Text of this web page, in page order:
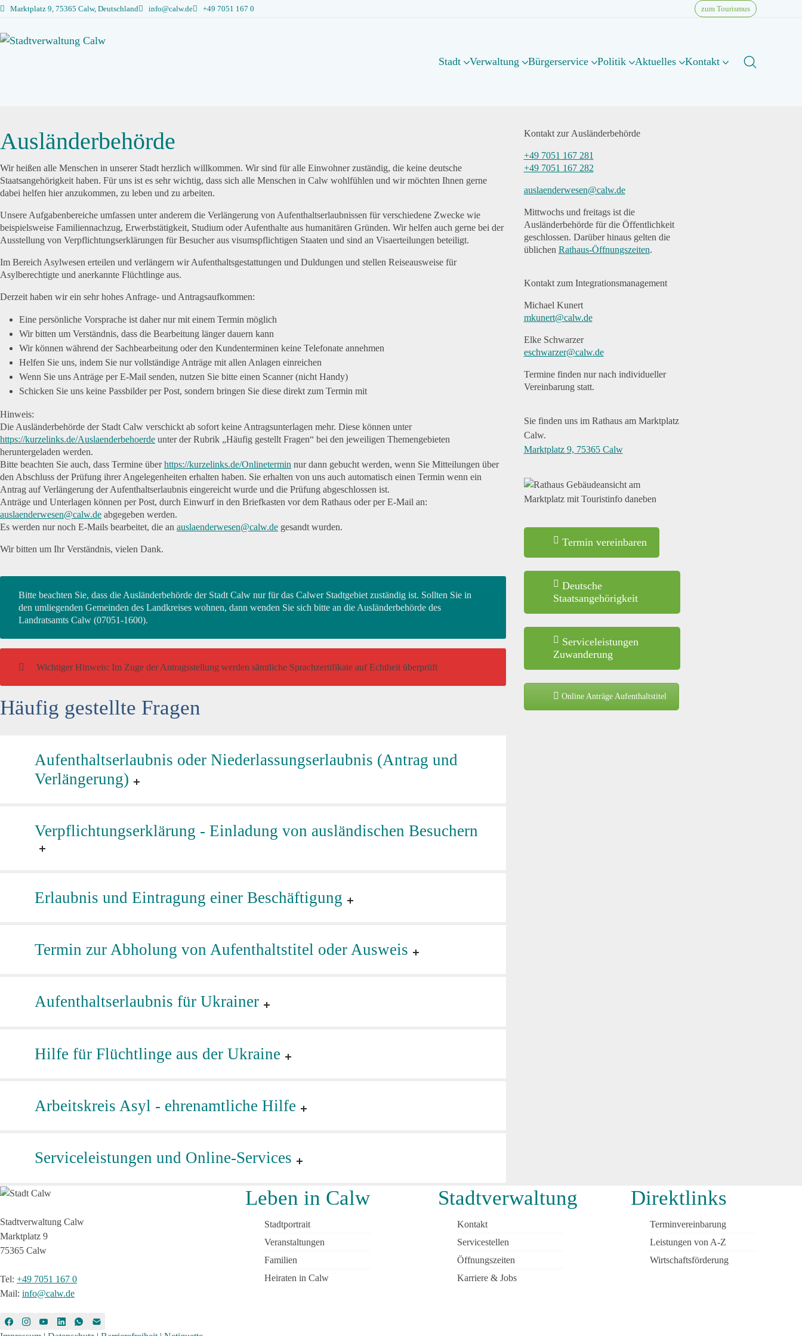
Marktplatz 9, 75365 Calw, Deutschland info@calw.de +49 7051 167 0 zum Tourismus
Stadt Verwaltung Bürgerservice Politik Aktuelles Kontakt
Ausländerbehörde
Wir heißen alle Menschen in unserer Stadt herzlich willkommen. Wir sind für alle Einwohner zuständig, die keine deutsche
Staatsangehörigkeit haben. Für uns ist es sehr wichtig, dass sich alle Menschen in Calw wohlfühlen und wir möchten Ihnen gerne
dabei helfen hier anzukommen, zu leben und zu arbeiten.
Unsere Aufgabenbereiche umfassen unter anderem die Verlängerung von Aufenthaltserlaubnissen für verschiedene Zwecke wie
beispielsweise Familiennachzug, Erwerbstätigkeit, Studium oder Aufenthalte aus humanitären Gründen. Wir helfen auch gerne bei der
Ausstellung von Verpflichtungserklärungen für Besucher aus visumspflichtigen Staaten und sind an Visaerteilungen beteiligt.
Im Bereich Asylwesen erteilen und verlängern wir Aufenthaltsgestattungen und Duldungen und stellen Reiseausweise für
Asylberechtigte und anerkannte Flüchtlinge aus.
Derzeit haben wir ein sehr hohes Anfrage- und Antragsaufkommen:
Eine persönliche Vorsprache ist daher nur mit einem Termin möglich
Wir bitten um Verständnis, dass die Bearbeitung länger dauern kann
Wir können während der Sachbearbeitung oder den Kundenterminen keine Telefonate annehmen
Helfen Sie uns, indem Sie nur vollständige Anträge mit allen Anlagen einreichen
Wenn Sie uns Anträge per E-Mail senden, nutzen Sie bitte einen Scanner (nicht Handy)
Schicken Sie uns keine Passbilder per Post, sondern bringen Sie diese direkt zum Termin mit
Hinweis:
Die Ausländerbehörde der Stadt Calw verschickt ab sofort keine Antragsunterlagen mehr. Diese können unter
https://kurzelinks.de/Auslaenderbehoerde unter der Rubrik „Häufig gestellt Fragen“ bei den jeweiligen Themengebieten
heruntergeladen werden.
Bitte beachten Sie auch, dass Termine überhttps://kurzelinks.de/Onlinetermin nur dann gebucht werden, wenn Sie Mitteilungen über
den Abschluss der Prüfung ihrer Angelegenheiten erhalten haben. Sie erhalten von uns auch automatisch einen Termin wenn ein
Antrag auf Verlängerung der Aufenthaltserlaubnis eingereicht wurde und die Prüfung abgeschlossen ist.
Anträge und Unterlagen können per Post, durch Einwurf in den Briefkasten vor dem Rathaus oder per E-Mail an:
auslaenderwesen@calw.de abgegeben werden.
Es werden nur noch E-Mails bearbeitet, die an auslaenderwesen@calw.de gesandt wurden.
Wir bitten um Ihr Verständnis, vielen Dank.
Bitte beachten Sie, dass die Ausländerbehörde der Stadt Calw nur für das Calwer Stadtgebiet zuständig ist. Sollten Sie in
den umliegenden Gemeinden des Landkreises wohnen, dann wenden Sie sich bitte an die Ausländerbehörde des
Landratsamts Calw (07051-1600).
Wichtiger Hinweis: Im Zuge der Antragsstellung werden sämtliche Sprachzertifikate auf Echtheit überprüft
Häufig gestellte Fragen
Aufenthaltserlaubnis oder Niederlassungserlaubnis (Antrag und
Verlängerung)
Verpflichtungserklärung - Einladung von ausländischen Besuchern
Erlaubnis und Eintragung einer Beschäftigung
Termin zur Abholung von Aufenthaltstitel oder Ausweis
Aufenthaltserlaubnis für Ukrainer
Hilfe für Flüchtlinge aus der Ukraine
Arbeitskreis Asyl - ehrenamtliche Hilfe
Serviceleistungen und Online-Services
Kontakt zur Ausländerbehörde
+49 7051 167 281
+49 7051 167 282
auslaenderwesen@calw.de
Mittwochs und freitags ist die
Ausländerbehörde für die Öffentlichkeit
geschlossen. Darüber hinaus gelten die
üblichen Rathaus-Öffnungszeiten.
Kontakt zum Integrationsmanagement
Michael Kunert
mkunert@calw.de
Elke Schwarzer
eschwarzer@calw.de
Termine finden nur nach individueller
Vereinbarung statt.
Sie finden uns im Rathaus am Marktplatz
Calw.
Marktplatz 9, 75365 Calw
Termin vereinbaren
Deutsche
Staatsangehörigkeit
Serviceleistungen
Zuwanderung
Online Anträge Aufenthaltstitel
Stadtverwaltung Calw
Marktplatz 9
75365 Calw
Tel: +49 7051 167 0
Mail: info@calw.de
Leben in Calw
Stadtportrait
Veranstaltungen
Familien
Heiraten in Calw
Stadtverwaltung
Kontakt
Servicestellen
Öffnungszeiten
Karriere & Jobs
Direktlinks
Terminvereinbarung
Leistungen von A-Z
Wirtschaftsförderung